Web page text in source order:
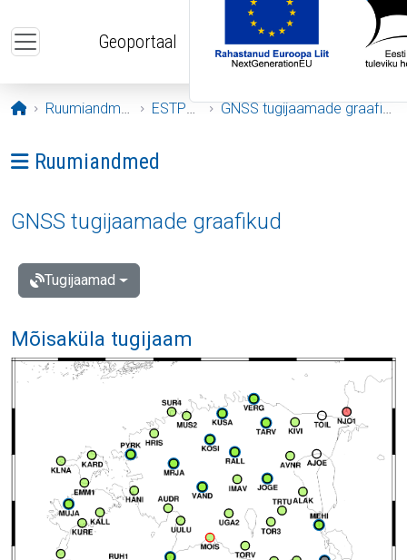
Geoportaal
Avaleht
Ruumiandmed ESTPOS GNSS tugijaamade graafikud
Ava menüü: Ruumiandmed
Ruumiandmed
GNSS tugijaamade graafikud
Tugijaamad
Mõisaküla tugijaam